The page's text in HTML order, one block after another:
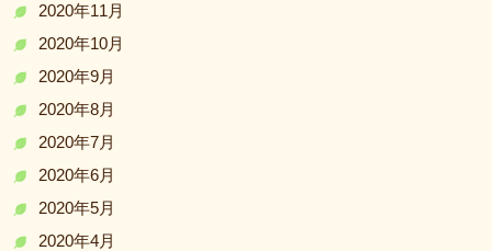
2020年11月
2020年10月
2020年9月
2020年8月
2020年7月
2020年6月
2020年5月
2020年4月